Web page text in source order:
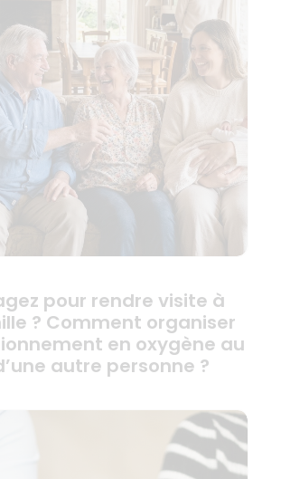
pour rendre visite à
? Comment organiser
en oxygène au
autre personne ?